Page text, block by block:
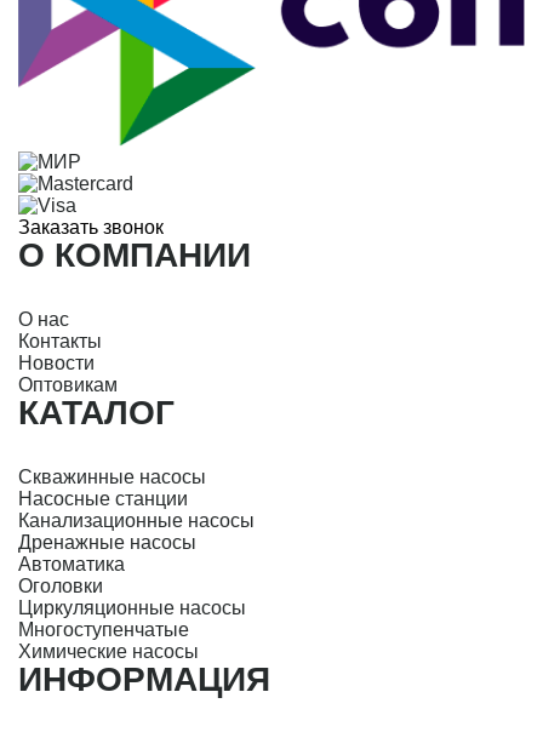
Заказать звонок
О КОМПАНИИ
О нас
Контакты
Новости
Оптовикам
КАТАЛОГ
Скважинные насосы
Насосные станции
Канализационные насосы
Дренажные насосы
Автоматика
Оголовки
Циркуляционные насосы
Многоступенчатые
Химические насосы
ИНФОРМАЦИЯ